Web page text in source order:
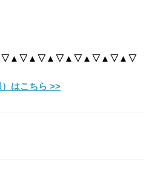
はこちら >>